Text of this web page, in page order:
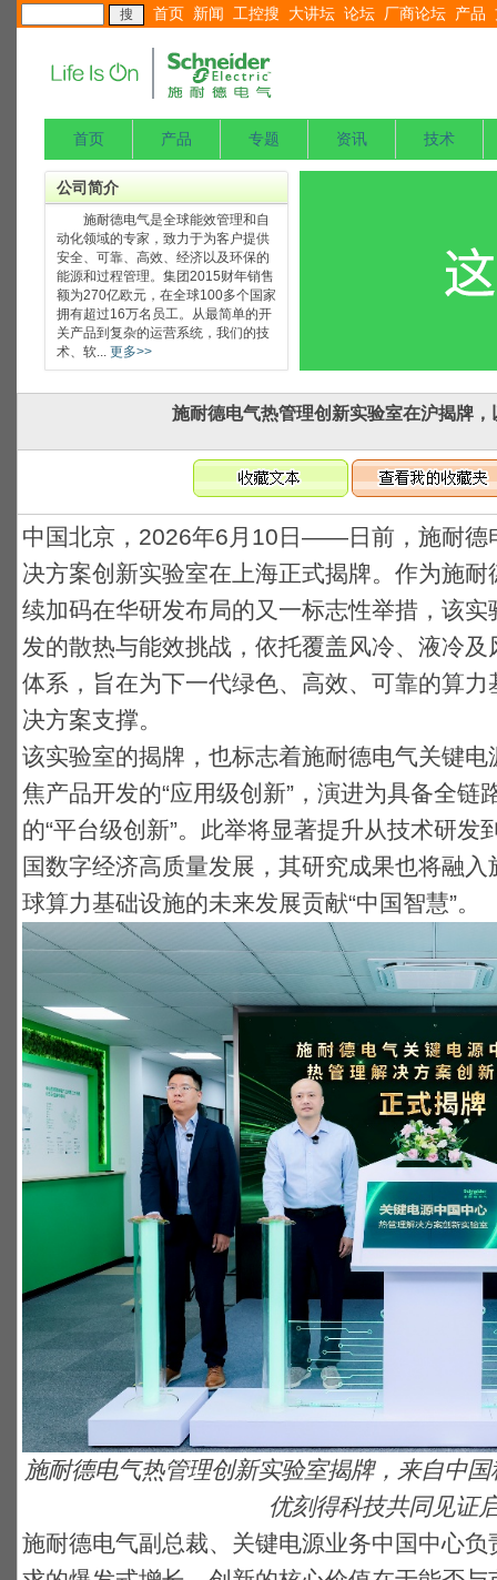
首页 新闻 工控搜 大讲坛 论坛 厂商论坛 产品
首页 产品 专题 资讯 技术
公司简介
施耐德电气是全球能效管理和自
动化领域的专家，致力于为客户提供
安全、可靠、高效、经济以及环保的
能源和过程管理。集团2015财年销售
额为270亿欧元，在全球100多个国家
拥有超过16万名员工。从最简单的开
关产品到复杂的运营系统，我们的技
术、软... 更多>>
施耐德电气热管理创新实验室在沪揭牌
中国北京，2026年6月10日——日前，施耐德
决方案创新实验室在上海正式揭牌。作为施耐
续加码在华研发布局的又一标志性举措，该
发的散热与能效挑战，依托覆盖风冷、液冷
体系，旨在为下一代绿色、高效、可靠的算
决方案支撑。
该实验室的揭牌，也标志着施耐德电气关键
焦产品开发的“应用级创新”，演进为具备全链
的“平台级创新”。此举将显著提升从技术研
国数字经济高质量发展，其研究成果也将融
球算力基础设施的未来发展贡献“中国智慧”。
施耐德电气热管理创新实验室揭牌，来自中
优刻得科技共同见证
施耐德电气副总裁、关键电源业务中国中心